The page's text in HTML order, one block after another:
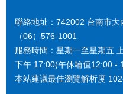
聯絡地址：742002 台南市
（06）576-1001
服務時間：星期一至星期五
下午 17:00(午休輪值12:00 -
本站建議最佳瀏覽解析度